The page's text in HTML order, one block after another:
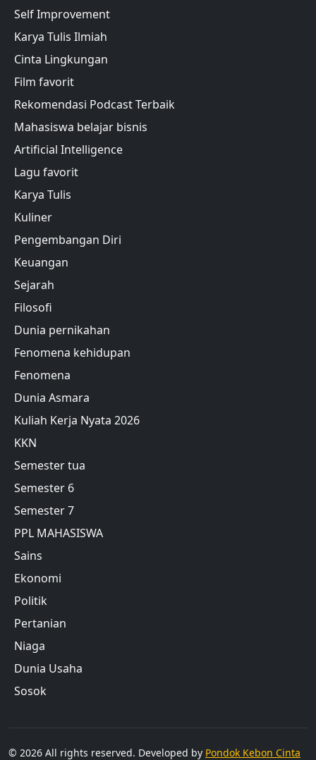
Self Improvement
Karya Tulis Ilmiah
Cinta Lingkungan
Film favorit
Rekomendasi Podcast Terbaik
Mahasiswa belajar bisnis
Artificial Intelligence
Lagu favorit
Karya Tulis
Kuliner
Pengembangan Diri
Keuangan
Sejarah
Filosofi
Dunia pernikahan
Fenomena kehidupan
Fenomena
Dunia Asmara
Kuliah Kerja Nyata 2026
KKN
Semester tua
Semester 6
Semester 7
PPL MAHASISWA
Sains
Ekonomi
Politik
Pertanian
Niaga
Dunia Usaha
Sosok
© 2026 All rights reserved. Developed by Pondok Kebon Cinta